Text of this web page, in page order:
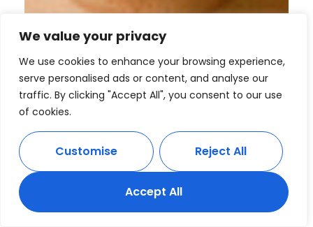
We value your privacy
We use cookies to enhance your browsing experience,
serve personalised ads or content, and analyse our
traffic. By clicking "Accept All", you consent to our use
of cookies.
Customise Reject All
Accept All